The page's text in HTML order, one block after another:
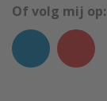
Of volg mij op: